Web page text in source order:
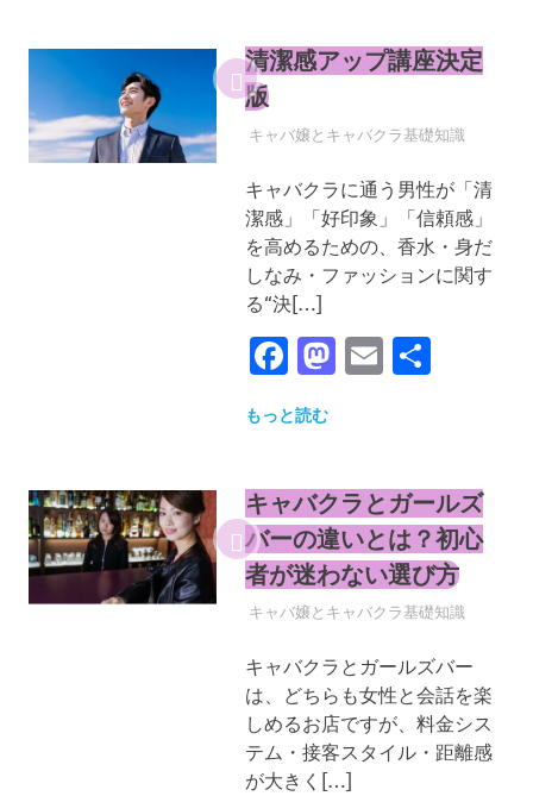
清潔感アップ講座決定
版
2025年4月22日
YYYPRO
キャバ嬢とキャバクラ基礎知識
キャバクラに通う男性が「清
潔感」「好印象」「信頼感」
を高めるための、香水・身だ
しなみ・ファッションに関す
る“決[…]
Facebook
Mastodon
Email
共
もっと読む
キャバクラとガールズ
バーの違いとは？初心
者が迷わない選び方
2025年4月21日
YYYPRO
キャバ嬢とキャバクラ基礎知識
キャバクラとガールズバー
は、どちらも女性と会話を楽
しめるお店ですが、料金シス
テム・接客スタイル・距離感
が大きく[…]